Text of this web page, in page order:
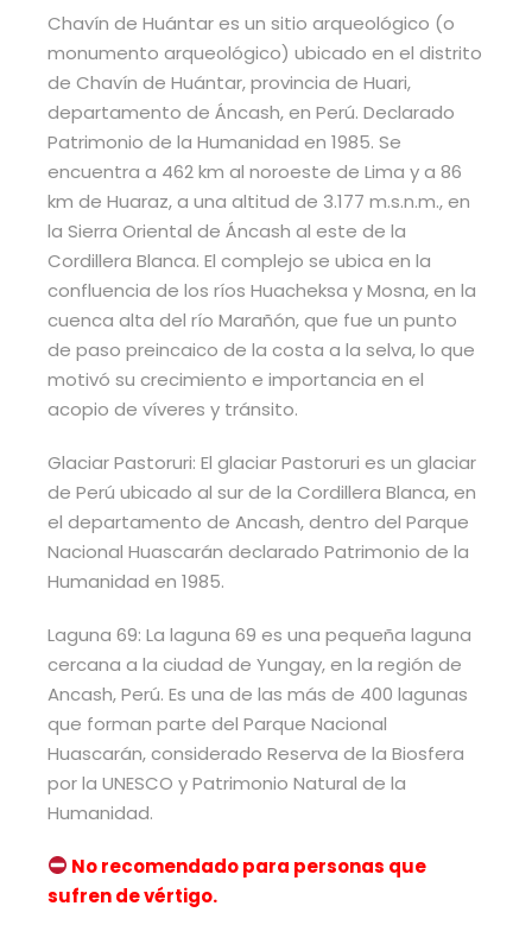
Chavín de Huántar es un sitio arqueológico (o
monumento arqueológico) ubicado en el distrito
de Chavín de Huántar, provincia de Huari,
departamento de Áncash, en Perú. Declarado
Patrimonio de la Humanidad en 1985. Se
encuentra a 462 km al noroeste de Lima y a 86
km de Huaraz, a una altitud de 3.177 m.s.n.m., en
la Sierra Oriental de Áncash al este de la
Cordillera Blanca. El complejo se ubica en la
confluencia de los ríos Huacheksa y Mosna, en la
cuenca alta del río Marañón, que fue un punto
de paso preincaico de la costa a la selva, lo que
motivó su crecimiento e importancia en el
acopio de víveres y tránsito.
Glaciar Pastoruri: El glaciar Pastoruri es un glaciar
de Perú ubicado al sur de la Cordillera Blanca, en
el departamento de Ancash, dentro del Parque
Nacional Huascarán declarado Patrimonio de la
Humanidad en 1985.
Laguna 69: La laguna 69 es una pequeña laguna
cercana a la ciudad de Yungay, en la región de
Ancash, Perú. Es una de las más de 400 lagunas
que forman parte del Parque Nacional
Huascarán, considerado Reserva de la Biosfera
por la UNESCO y Patrimonio Natural de la
Humanidad.
No recomendado para personas que
sufren de vértigo.